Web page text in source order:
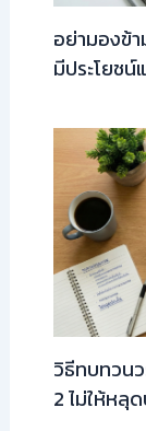
อย่ามองข้า
มีประโยชน์
วิธีทบทวน
2 ไม่ให้หลุ